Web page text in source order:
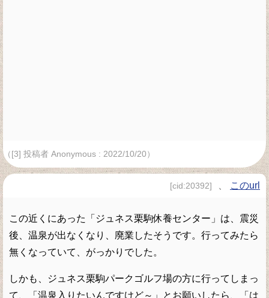
（[3] 投稿者 Anonymous : 2022/10/20）
[cid:20392] このurl
この近くにあった「ジュネス栗駒休養センター」は、震災
後、温泉が出なくなり、廃業したそうです。行ってみたら
無くなっていて、がっかりでした。
しかも、ジュネス栗駒パークゴルフ場の方に行ってしまっ
て、「温泉入りたいんですけど～」とお願いしたら、「は